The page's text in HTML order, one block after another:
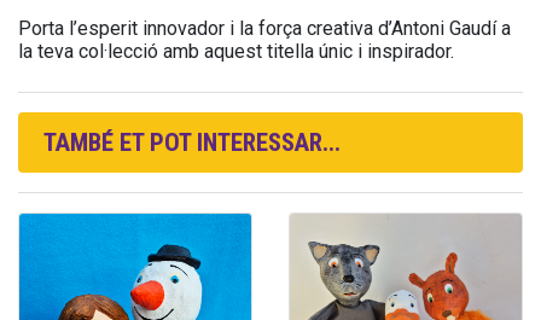
Porta l’esperit innovador i la força creativa d’Antoni Gaudí a
la teva col·lecció amb aquest titella únic i inspirador.
TAMBÉ ET POT INTERESSAR...